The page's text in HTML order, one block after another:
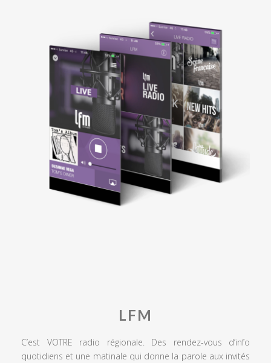
LFM
C’est VOTRE radio régionale. Des rendez-vous d’info
quotidiens et une matinale qui donne la parole aux invités